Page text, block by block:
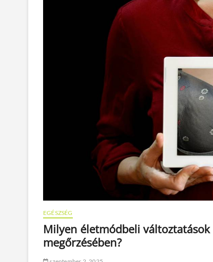
EGÉSZSÉG
Milyen életmódbeli
megőrzésében?